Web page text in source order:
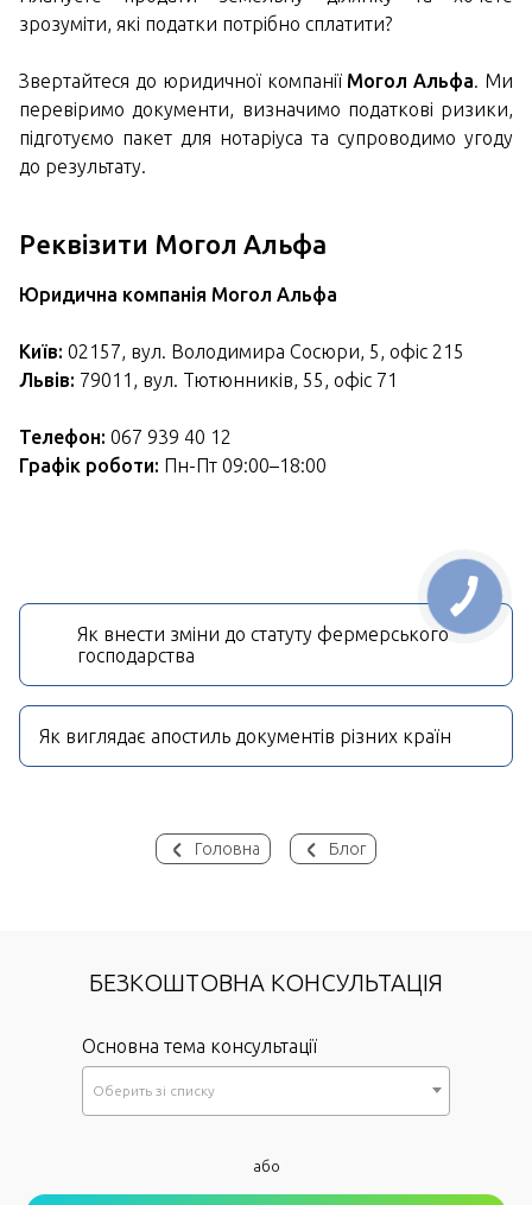
Головна Блог
зрозуміти, які податки потрібно сплатити?
Звертайтеся до юридичної компанії Могол Альфа. Ми
перевіримо документи, визначимо податкові ризики,
підготуємо пакет для нотаріуса та супроводимо угоду
до результату.
Реквізити Могол Альфа
Юридична компанія Могол Альфа
Київ: 02157, вул. Володимира Сосюри, 5, офіс 215
Львів: 79011, вул. Тютюнників, 55, офіс 71
Телефон: 067 939 40 12
Графік роботи: Пн-Пт 09:00–18:00
Як внести зміни до статуту фермерського
господарства
Як виглядає апостиль документів різних країн
БЕЗКОШТОВНА КОНСУЛЬТАЦІЯ
Основна тема консультації
Оберить зi списку
Як до Вас звертатися?
або